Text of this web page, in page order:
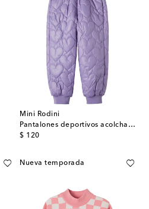
Mini Rodini
Pantalones deportivos acolchados
$ 120
original price
Nueva temporada